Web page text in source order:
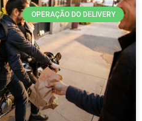
OPERAÇÃO DO DELIVERY